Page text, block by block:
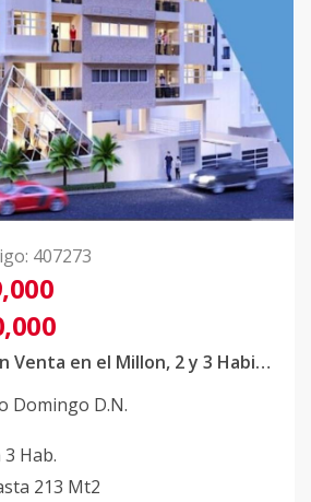
: 407273
Apartamentos en Venta en el Millon, 2 y 3 Habitaciones
Domingo D.N.
3 Hab.
213 Mt2